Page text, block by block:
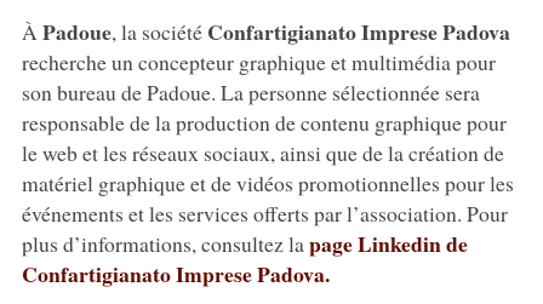
À Padoue, la société Confartigianato Imprese Padova
recherche un concepteur graphique et multimédia pour
son bureau de Padoue. La personne sélectionnée sera
responsable de la production de contenu graphique pour
le web et les réseaux sociaux, ainsi que de la création de
matériel graphique et de vidéos promotionnelles pour les
événements et les services offerts par l’association. Pour
plus d’informations, consultez la page Linkedin de
Confartigianato Imprese Padova.